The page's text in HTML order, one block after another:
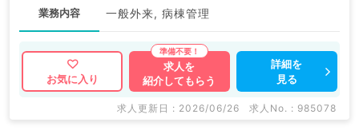
業務内容 一般外来, 病棟管理
お気に入り
求人を
紹介してもらう
詳細を
見る
求人更新日 : 2026/06/26 求人No. : 985078